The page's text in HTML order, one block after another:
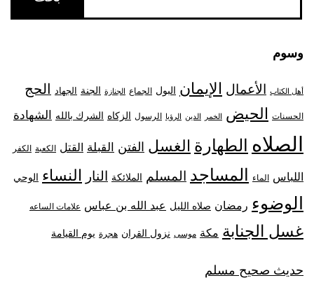
وسوم
أهل الكتاب الأعمال الإيمان البول الجماع الجنازة الجنة الجهاد الحج
الحسنات الحيض الخمر الدين الرؤيا الرسول الزكاه الشرك بالله الشهادة
الصلاه الطهارة الغسل الفتن القبلة القتل الكعبة الكفر
اللباس الماء المساجد المسلم الملائكة النار النساء الوحي
الوضوء رمضان صلاه الليل عبد الله بن عباس علامات الساعه
غسل الجنابة مكة موسى نزول القران هجرة يوم القيامة
حديث صحيح مسلم